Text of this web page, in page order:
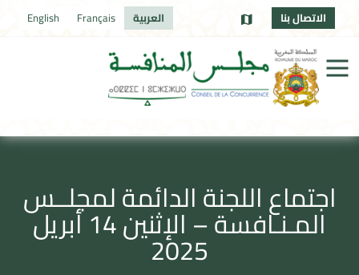
الاتصال بنا العربية Français
English
اجتماع اللجنة الدائمة لمجلــس
المـنـافسة – الإثنين 14 أبريل
2025